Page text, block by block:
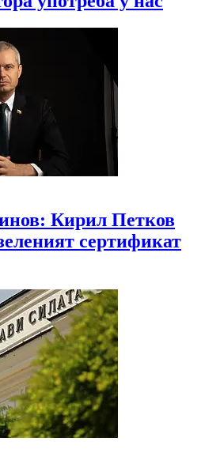
Кирил Петков
сертификат